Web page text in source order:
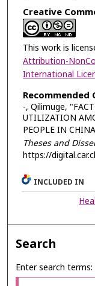
Creative
This work is
Attribution-
International
-, Qilimuge,
UTILIZATION
PEOPLE IN
Theses and
https://
INCLUDED IN
Search
Enter search terms: